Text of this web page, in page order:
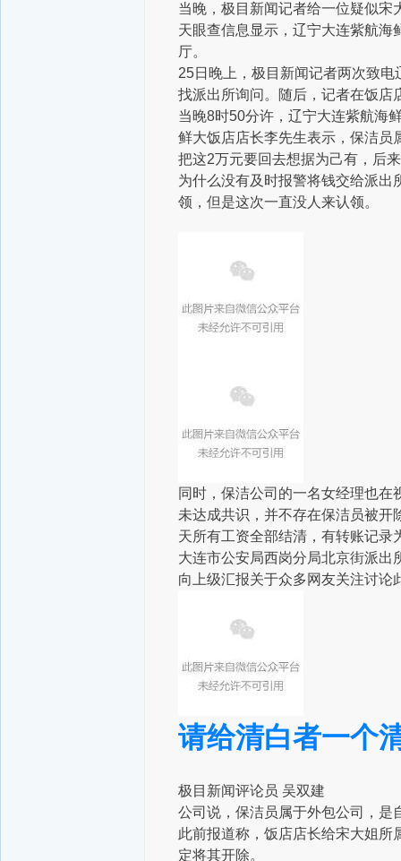
当晚，极目新闻记者给一位疑似宋
天眼查信息显示，辽宁大连紫航
厅。
25日晚上，极目新闻记者两次致
找派出所询问。随后，记者在饭店
当晚8时50分许，辽宁大连紫航海
鲜大饭店店长李先生表示，保洁员
把这2万元要回去想据为己有，后
为什么没有及时报警将钱交给派
领，但是这次一直没人来认领。
同时，保洁公司的一名女经理也
未达成共识，并不存在保洁员被
天所有工资全部结清，有转账记录
大连市公安局西岗分局北京街派
向上级汇报关于众多网友关注讨论
请给清白者一个
极目新闻评论员 吴双建
公司说，保洁员属于外包公司，是
此前报道称，饭店店长给宋大姐
定将其开除。